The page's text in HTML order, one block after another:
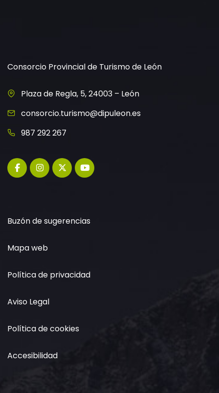
Consorcio Provincial de Turismo de León
Plaza de Regla, 5, 24003 – León
consorcio.turismo@dipuleon.es
987 292 267
Buzón de sugerencias
Mapa web
Política de privacidad
Aviso Legal
Política de cookies
Accesibilidad